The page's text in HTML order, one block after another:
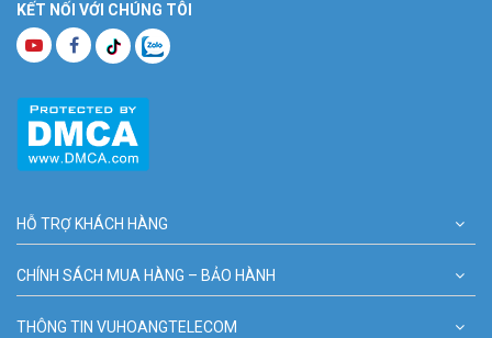
KẾT NỐI VỚI CHÚNG TÔI
HỖ TRỢ KHÁCH HÀNG
CHÍNH SÁCH MUA HÀNG – BẢO HÀNH
THÔNG TIN VUHOANGTELECOM